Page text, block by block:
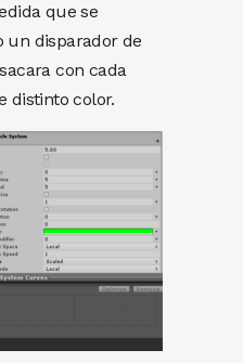
que se
un disparador de
con cada
distinto color.